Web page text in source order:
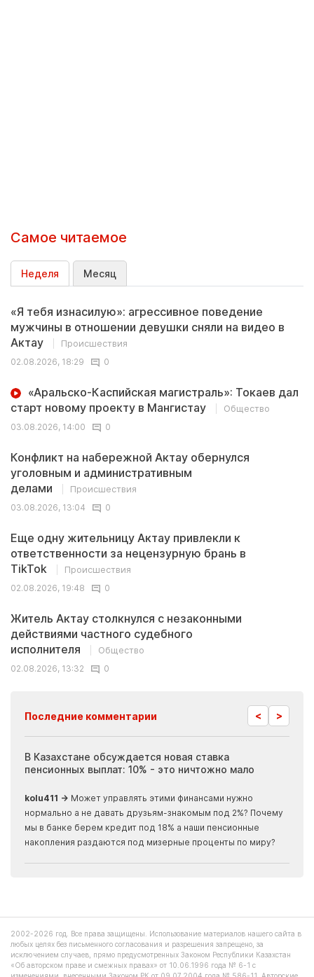
Самое читаемое
Неделя Месяц
«Я тебя изнасилую»: агрессивное поведение
мужчины в отношении девушки сняли на видео в
Актау
Происшествия
02.08.2026, 18:29
0
«Аральско-Каспийская магистраль»: Токаев дал
старт новому проекту в Мангистау
Общество
03.08.2026, 14:00
0
Конфликт на набережной Актау обернулся
уголовным и административным
делами
Происшествия
03.08.2026, 13:04
0
Еще одну жительницу Актау привлекли к
ответственности за нецензурную брань в
TikTok
Происшествия
02.08.2026, 19:48
0
Житель Актау столкнулся с незаконными
действиями частного судебного
исполнителя
Общество
02.08.2026, 13:32
0
Последние комментарии < >
В Казахстане обсуждается новая ставка
пенсионных выплат: 10% - это ничтожно мало
kolu411 → Может управлять этими финансами нужно
нормально а не давать друзьям-знакомым под 2%? Почему
мы в банке берем кредит под 18% а наши пенсионные
накопления раздаются под мизерные проценты по миру?
2002-2026 год. Все права защищены. Использование материалов нашего сайта в
любых целях без письменного согласования и разрешения запрещено, за
исключением случаев, прямо предусмотренных Законом Республики Казахстан
«Об авторском праве и смежных правах» от 10.06.1996 года № 6-1 с